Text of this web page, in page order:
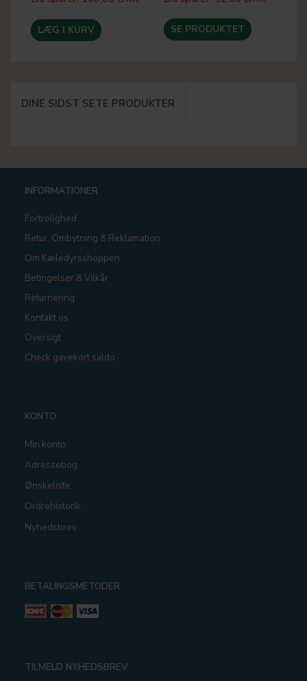
LÆG I KURV SE PRODUKTET
DINE SIDST SETE PRODUKTER
INFORMATIONER
Fortrolighed
Retur, Ombytning & Reklamation
Om Kæledyrsshoppen
Betingelser & Vilkår
Returnering
Kontakt os
Oversigt
Check gavekort saldo
KONTO
Min konto
Adressebog
Ønskeliste
Ordrehistorik
Nyhedsbrev
BETALINGSMETODER
TILMELD NYHEDSBREV